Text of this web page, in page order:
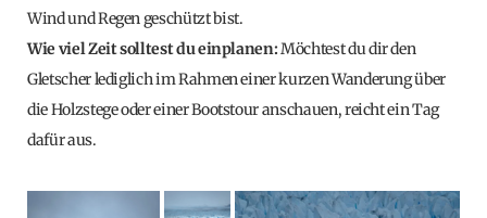
Wind und Regen geschützt bist.
Wie viel Zeit solltest du einplanen:Möchtest du dir den
Gletscher lediglich im Rahmen einer kurzen Wanderung über
die Holzstege oder einer Bootstour anschauen, reicht ein Tag
dafür aus.